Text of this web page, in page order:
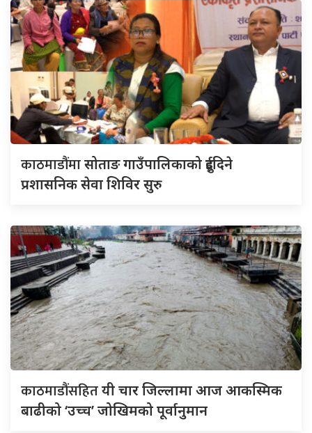
काठमाडौंमासोताङ गाउँपालिकाको दुईदिने
प्रशासनिक सेवा शिविर सुरु
काठमाडौंसहितयी चार जिल्लामा आज आकस्मिक
बाढीको ‘उच्च’ जोखिमको पूर्वानुमान